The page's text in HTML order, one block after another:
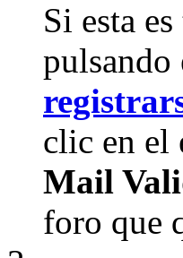
Si esta
pulsando
clic en el
Mail
foro que